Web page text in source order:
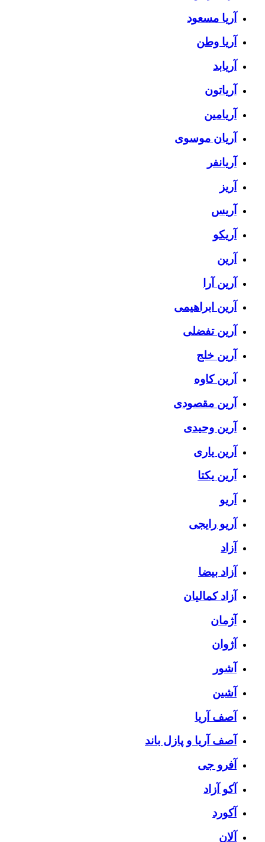
آریا مسعود
آریا وطن
آریابد
آریاتون
آریامین
آریان موسوی
آریانفر
آریز
آریس
آریکو
آرین
آرین آرا
آرین ابراهیمی
آرین تفضلی
آرین خلج
آرین کاوه
آرین مقصودی
آرین وحیدی
آرین یاری
آرین یکتا
آریو
آریو رایجی
آزاد
آزاد بیضا
آزاد کمالیان
آژمان
آژوان
آشور
آشین
آصف آریا
آصف آریا و پازل باند
آفرو جی
آکو آزاد
آکورد
آلان